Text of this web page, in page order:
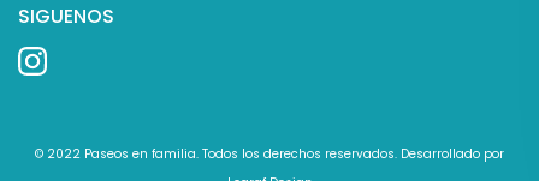
SIGUENOS
© 2022 Paseos en familia. Todos los derechos reservados. Desarrollado por